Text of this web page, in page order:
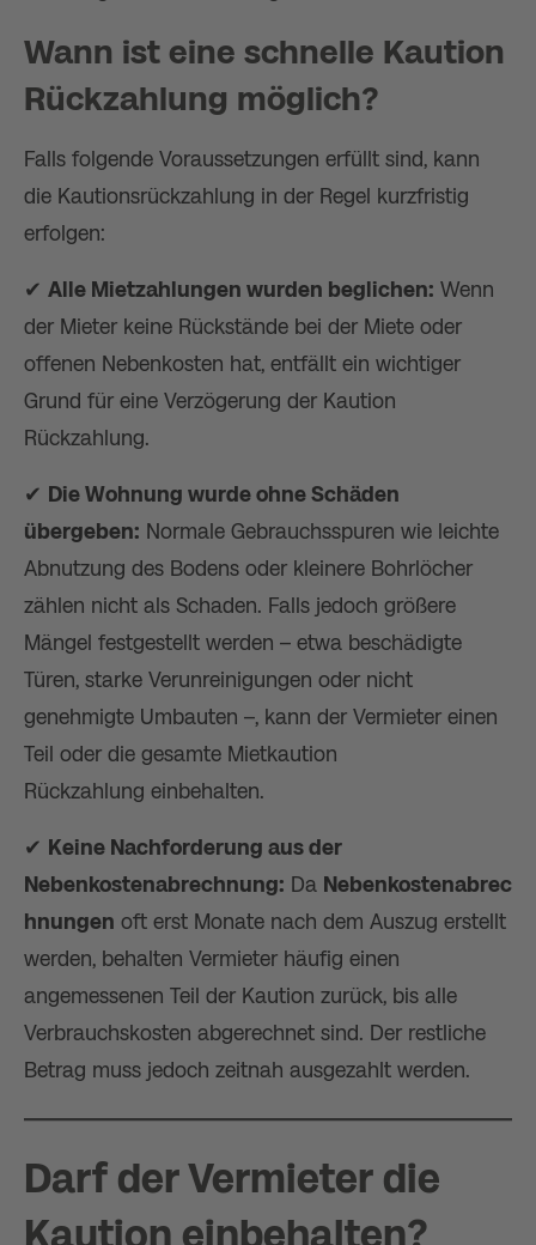
Wann ist eine schnelle Kaution
Rückzahlung möglich?
Falls folgende Voraussetzungen erfüllt sind, kann
die Kautionsrückzahlung in der Regel kurzfristig
erfolgen:
✔ Alle Mietzahlungen wurden beglichen: Wenn
der Mieter keine Rückstände bei der Miete oder
offenen Nebenkosten hat, entfällt ein wichtiger
Grund für eine Verzögerung der Kaution
Rückzahlung.
✔ Die Wohnung wurde ohne Schäden
übergeben: Normale Gebrauchsspuren wie leichte
Abnutzung des Bodens oder kleinere Bohrlöcher
zählen nicht als Schaden. Falls jedoch größere
Mängel festgestellt werden – etwa beschädigte
Türen, starke Verunreinigungen oder nicht
genehmigte Umbauten –, kann der Vermieter einen
Teil oder die gesamte Mietkaution
Rückzahlung einbehalten.
✔ Keine Nachforderung aus der
Nebenkostenabrechnung: Da Nebenkostenabrec
hnungen oft erst Monate nach dem Auszug erstellt
werden, behalten Vermieter häufig einen
angemessenen Teil der Kaution zurück, bis alle
Verbrauchskosten abgerechnet sind. Der restliche
Betrag muss jedoch zeitnah ausgezahlt werden.
Darf der Vermieter die
Kaution einbehalten?